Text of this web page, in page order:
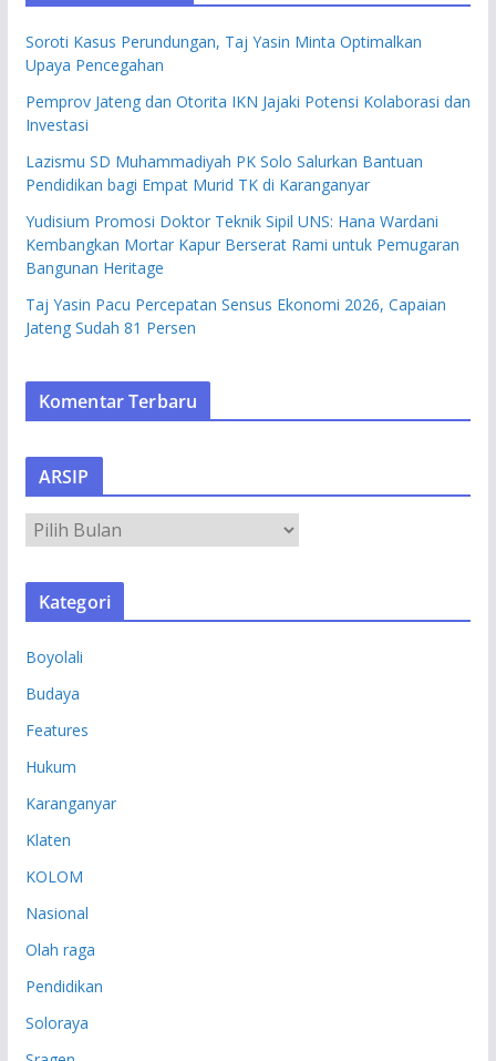
Soroti Kasus Perundungan, Taj Yasin Minta Optimalkan
Upaya Pencegahan
Pemprov Jateng dan Otorita IKN Jajaki Potensi Kolaborasi dan
Investasi
Lazismu SD Muhammadiyah PK Solo Salurkan Bantuan
Pendidikan bagi Empat Murid TK di Karanganyar
Yudisium Promosi Doktor Teknik Sipil UNS: Hana Wardani
Kembangkan Mortar Kapur Berserat Rami untuk Pemugaran
Bangunan Heritage
Taj Yasin Pacu Percepatan Sensus Ekonomi 2026, Capaian
Jateng Sudah 81 Persen
Komentar Terbaru
ARSIP
R
S
Kategori
Boyolali
Budaya
Features
Hukum
Karanganyar
Klaten
KOLOM
Nasional
Olah raga
Pendidikan
Soloraya